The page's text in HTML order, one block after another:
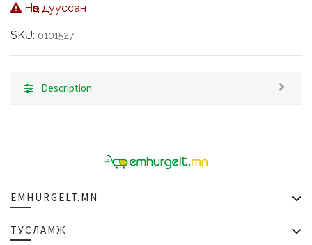
Нөөц дууссан
SKU: 0101527
Description
EMHURGELT.MN
ТУСЛАМЖ